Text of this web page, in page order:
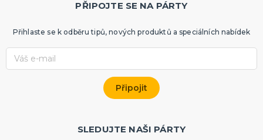
PŘIPOJTE SE NA PÁRTY
Přihlaste se k odběru tipů, nových produktů a speciálních nabídek
SLEDUJTE NAŠI PÁRTY